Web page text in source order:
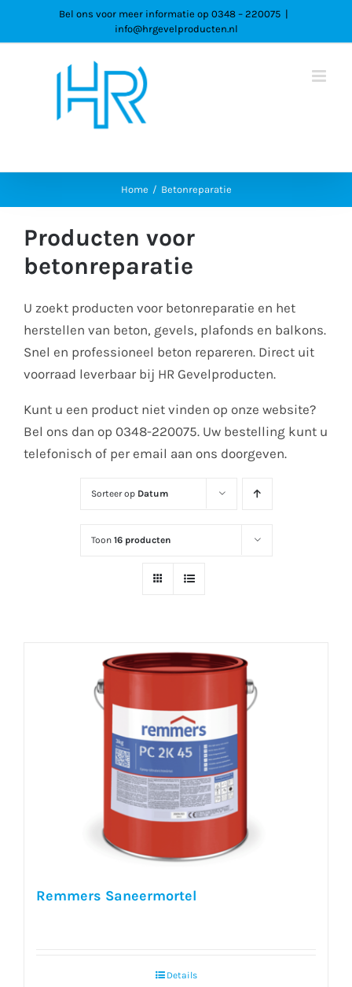
Bel ons voor meer informatie op 0348 – 220075 |
info@hrgevelproducten.nl
Home Betonreparatie
Producten voor
betonreparatie
U zoekt producten voor betonreparatie en het
herstellen van beton, gevels, plafonds en balkons.
Snel en professioneel beton repareren. Direct uit
voorraad leverbaar bij HR Gevelproducten.
Kunt u een product niet vinden op onze website?
Bel ons dan op 0348-220075. Uw bestelling kunt u
telefonisch of per email aan ons doorgeven.
Sorteer op Datum
Toon 16 producten
Remmers Saneermortel
Details